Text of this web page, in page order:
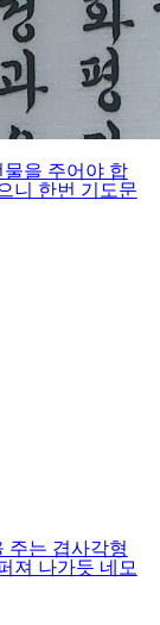
을 주어야 합
니 한번 기도문
주는 겹사각형
져 나가듯 네모